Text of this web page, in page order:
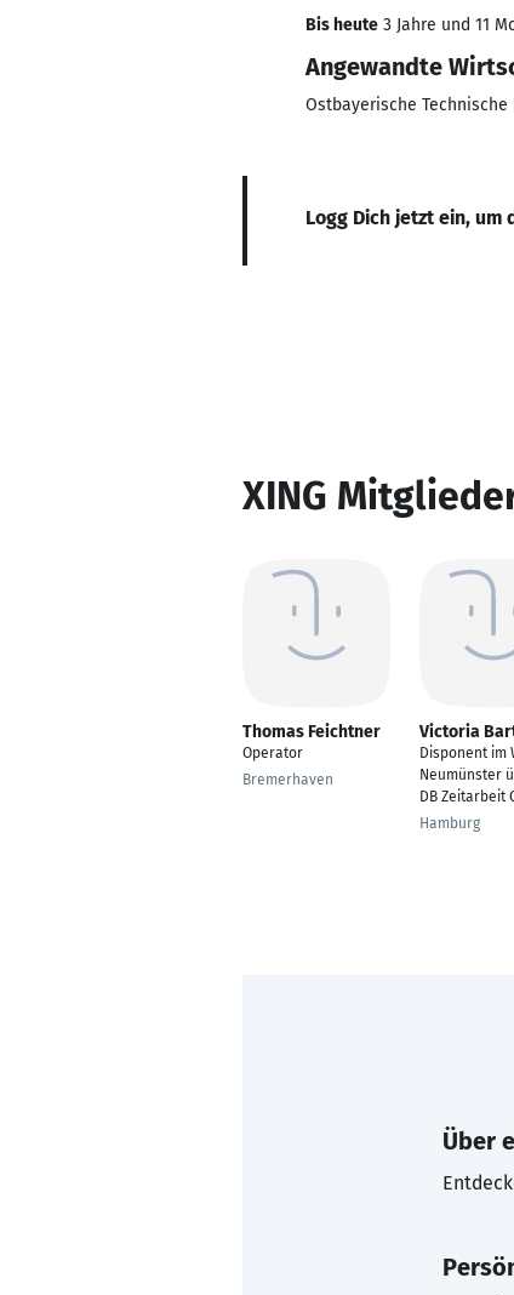
Bis heute 3 Jahre und 11
Angewandte
Ostbayerische
Logg Dich jetzt ein, um
XING
Thomas Feichtner
Operator
Bremerhaven
Victoria
Disponent im
Neumünster
DB Zeitarbeit
Hamburg
Über